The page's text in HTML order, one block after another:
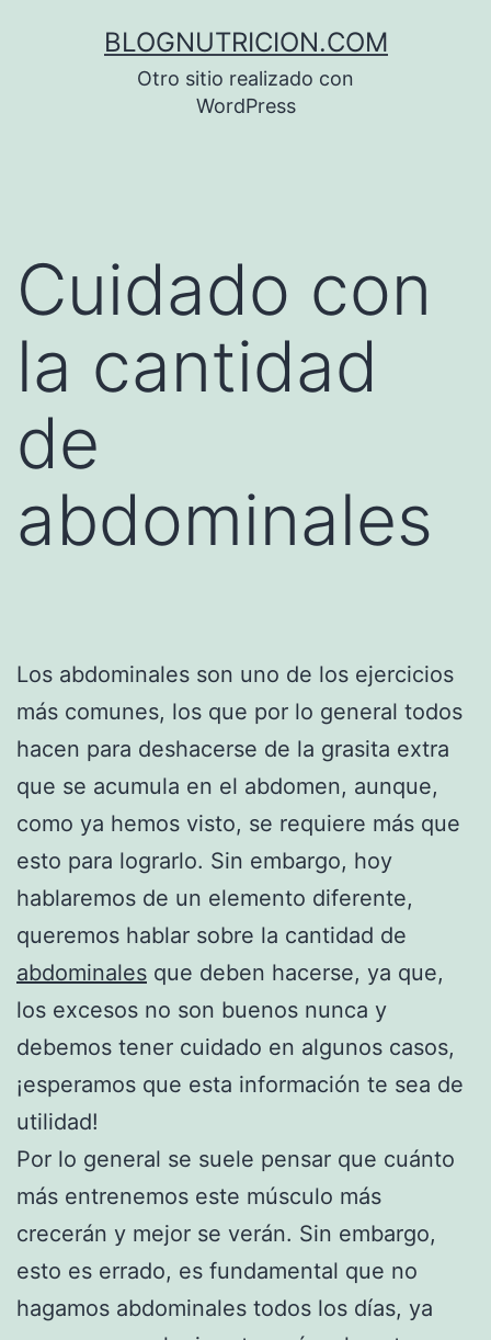
BLOGNUTRICION.COM
Otro sitio realizado con
WordPress
Cuidado con
la cantidad
de
abdominales
Los abdominales son uno de los ejercicios
más comunes, los que por lo general todos
hacen para deshacerse de la grasita extra
que se acumula en el abdomen, aunque,
como ya hemos visto, se requiere más que
esto para lograrlo. Sin embargo, hoy
hablaremos de un elemento diferente,
queremos hablar sobre la cantidad de
abdominales que deben hacerse, ya que,
los excesos no son buenos nunca y
debemos tener cuidado en algunos casos,
¡esperamos que esta información te sea de
utilidad!
Por lo general se suele pensar que cuánto
más entrenemos este músculo más
crecerán y mejor se verán. Sin embargo,
esto es errado, es fundamental que no
hagamos abdominales todos los días, ya